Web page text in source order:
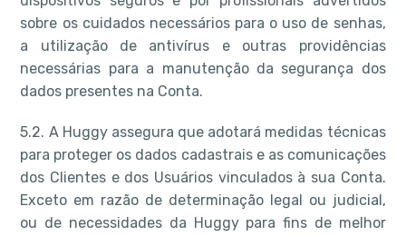
sobre os cuidados necessários para o uso de senhas,
a utilização de antivírus e outras providências
necessárias para a manutenção da segurança dos
dados presentes na Conta.
5.2. A Huggy assegura que adotará medidas técnicas
para proteger os dados cadastrais e as comunicações
dos Clientes e dos Usuários vinculados à sua Conta.
Exceto em razão de determinação legal ou judicial,
ou de necessidades da Huggy para fins de melhor